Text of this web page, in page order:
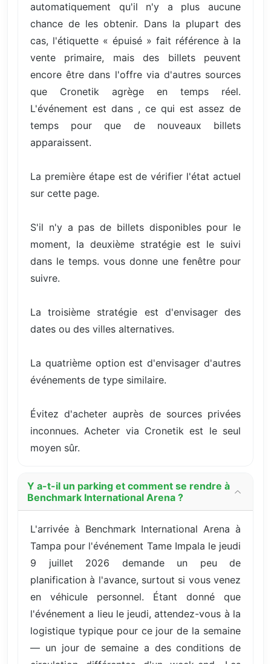
automatiquement qu'il n'y a plus aucune
chance de les obtenir. Dans la plupart des
cas, l'étiquette « épuisé » fait référence à la
vente primaire, mais des billets peuvent
encore être dans l'offre via d'autres sources
que Cronetik agrège en temps réel.
L'événement est dans , ce qui est assez de
temps pour que de nouveaux billets
apparaissent.
La première étape est de vérifier l'état actuel
sur cette page.
S'il n'y a pas de billets disponibles pour le
moment, la deuxième stratégie est le suivi
dans le temps. vous donne une fenêtre pour
suivre.
La troisième stratégie est d'envisager des
dates ou des villes alternatives.
La quatrième option est d'envisager d'autres
événements de type similaire.
Évitez d'acheter auprès de sources privées
inconnues. Acheter via Cronetik est le seul
moyen sûr.
Y a-t-il un parking et comment se rendre à
Benchmark International Arena ?
L'arrivée à Benchmark International Arena à
Tampa pour l'événement Tame Impala le jeudi
9 juillet 2026 demande un peu de
planification à l'avance, surtout si vous venez
en véhicule personnel. Étant donné que
l'événement a lieu le jeudi, attendez-vous à la
logistique typique pour ce jour de la semaine
— un jour de semaine a des conditions de